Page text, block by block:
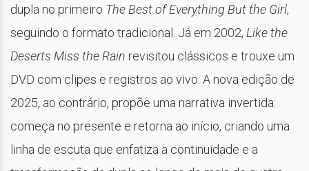
dupla no primeiro The Best of Everything But the Girl,
seguindo o formato tradicional. Já em 2002, Like the
Deserts Miss the Rain revisitou clássicos e trouxe um
DVD com clipes e registros ao vivo. A nova edição de
2025, ao contrário, propõe uma narrativa invertida:
começa no presente e retorna ao início, criando uma
linha de escuta que enfatiza a continuidade e a